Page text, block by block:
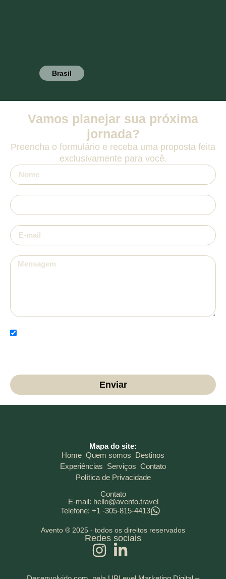
Brasil
Vamos planejar sua próxima
jornada?
Preencha o formulário e receba uma proposta feita
exclusivamente para você.
Enviar
Mapa do site:
Home Quem somos Destinos
Experiências Serviços Contato
Política de Privacidade
Contato
E-mail: hello@avento.travel
Telefone: +1 -305-815-4413
Avento ® 2025 - todos os direitos reservados
Redes sociais